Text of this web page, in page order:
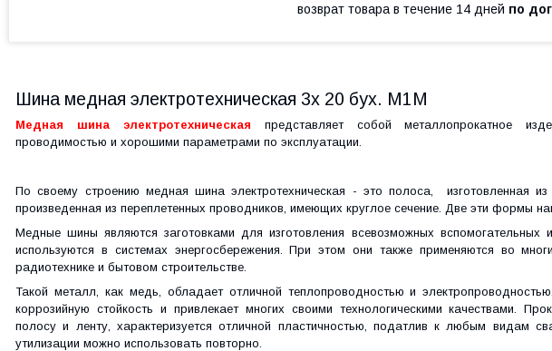
возврат товара в течение 14 дней по
Шина медная электротехническая 3х 20 бух. М1М
Медная шина электротехническая представляет собой металлопрокатное
проводимостью и хорошими параметрами по эксплуатации.
По своему строению медная шина электротехническая - это полоса, изготовленная
произведенная из переплетенных проводников, имеющих круглое сечение. Две эти формы
Медные шины являются заготовками для изготовления всевозможных вспомогательных
используются в системах энергосбережения. При этом они также применяются во
радиотехнике и бытовом строительстве.
Такой металл, как медь, обладает отличной теплопроводностью и
коррозийную стойкость и привлекает многих своими технологическими качествами.
полосу и ленту, характеризуется отличной пластичностью, податлив к любым видам
утилизации можно использовать повторно.